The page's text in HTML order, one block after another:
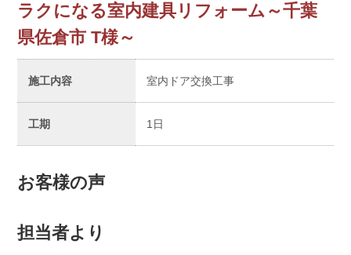
ラクになる室内建具リフォーム～千葉
県佐倉市 T様～
施工内容 室内ドア交換工事
工期 1日
お客様の声
担当者より